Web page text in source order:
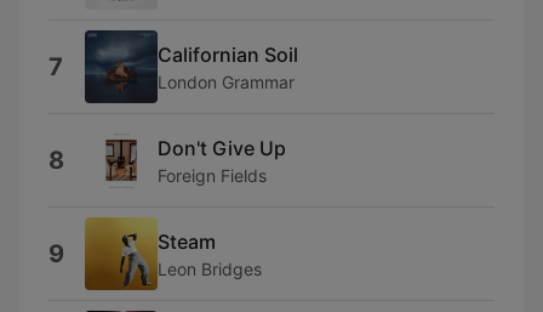
7 Californian Soil
London Grammar
8 Don't Give Up
Foreign Fields
9 Steam
Leon Bridges